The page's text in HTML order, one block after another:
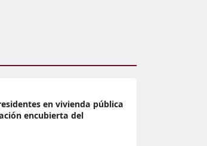
en vivienda pública
encubierta del